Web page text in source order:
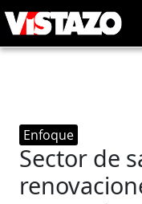
Enfoque
Sector de